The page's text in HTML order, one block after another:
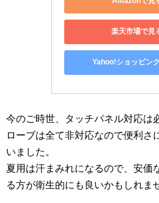
楽天市場で見
Yahoo!ショッピン
今のご時世、タッチパネル対応は
ローブは全て非対応なので便利さ
いました。
夏用は汗まみれになるので、安価
る方が衛生的にも良いかもしれま